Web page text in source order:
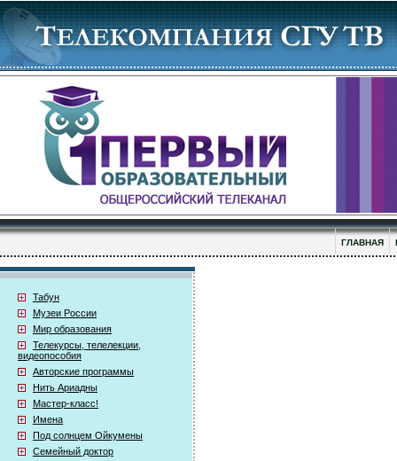
ГЛАВНАЯ
Табун
Музеи России
Мир образования
Телекурсы, телелекции,
видеопособия
Авторские программы
Нить Ариадны
Мастер-класс!
Имена
Под солнцем Ойкумены
Семейный доктор